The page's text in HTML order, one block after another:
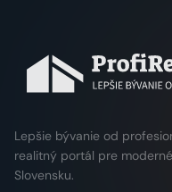
Lepšie bývanie od
realitný portál pre
Slovensku.